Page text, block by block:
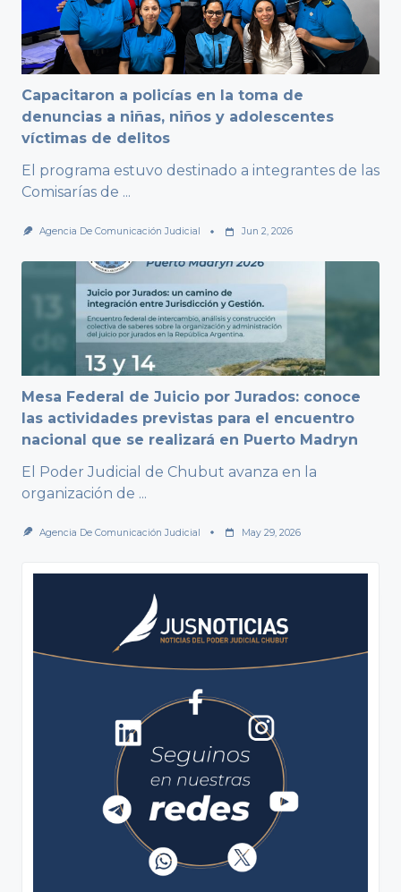
Capacitaron a policías en la toma de
denuncias a niñas, niños y adolescentes
víctimas de delitos
El programa estuvo destinado a integrantes de las
Comisarías de ...
Agencia De Comunicación Judicial Jun 2, 2026
Mesa Federal de Juicio por Jurados: conoce
las actividades previstas para el encuentro
nacional que se realizará en Puerto Madryn
El Poder Judicial de Chubut avanza en la
organización de ...
Agencia De Comunicación Judicial May 29, 2026